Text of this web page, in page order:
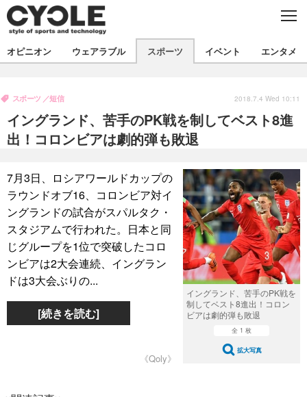
C
E
製品/用品
衣類
飲食
バックナンバー
コラム
インプレ
ボイス
デバイス
ビジネス
国内
スポーツ
選手
写真
動画
試乗会
スポーツ
ツアー
文化
芸能
出版／映画
話題
ファッション
デザイン
写真
動画
ライフ
社会
政治
ハウツー
オピニオン ウェアラブル スポーツ イベント エンタメ
イングランド、苦手のPK戦を制してベスト8進
出！コロンビアは劇的弾も敗退
スポーツ 短信 2018.7.4 Wed 10:11
イングランド、苦手のPK戦を
制してベスト8進出！コロン
ビアは劇的弾も敗退
全 1 枚
拡大写真
7月3日、ロシアワールドカップの
ラウンドオブ16、コロンビア対イ
ングランドの試合がスパルタク・
スタジアムで行われた。日本と同
じグループを1位で突破したコロ
ンビアは2大会連続、イングラン
ドは3大会ぶりの...
[続きを読む]
《Qoly》